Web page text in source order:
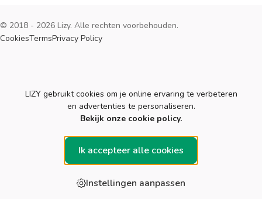
© 2018 - 2026 Lizy. Alle rechten voorbehouden.
CookiesTermsPrivacy Policy
Cookies
LIZY gebruikt cookies om je online ervaring te verbeteren
en advertenties te personaliseren.
Bekijk onze cookie policy.
Ik accepteer alle cookies
Instellingen aanpassen